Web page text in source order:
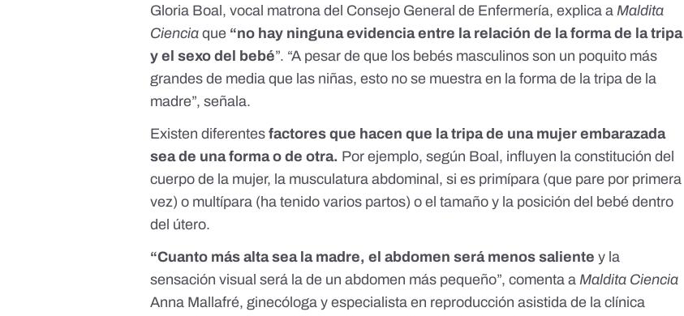
Gloria Boal, vocal matrona del Consejo General de Enfermería, explica aMaldita
Ciencia que “no hay ninguna evidencia entre la relación de la forma de la tripa
y el sexo del bebé”. “A pesar de que los bebés masculinos son un poquito más
grandes de media que las niñas, esto no se muestra en la forma de la tripa de la
madre”, señala.
Existen diferentes factores que hacen que la tripa de una mujer embarazada
sea de una forma o de otra. Por ejemplo, según Boal, influyen la constitución del
cuerpo de la mujer, la musculatura abdominal, si es primípara (que pare por primera
vez) o multípara (ha tenido varios partos) o el tamaño y la posición del bebé dentro
del útero.
“Cuanto más alta sea la madre, el abdomen será menos saliente y la
sensación visual será la de un abdomen más pequeño”, comenta aMaldita Ciencia
Anna Mallafré, ginecóloga y especialista en reproducción asistida de laclínica